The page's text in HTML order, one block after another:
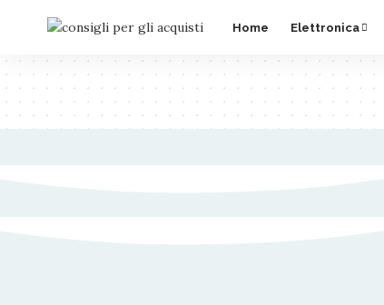
Home Elettronica